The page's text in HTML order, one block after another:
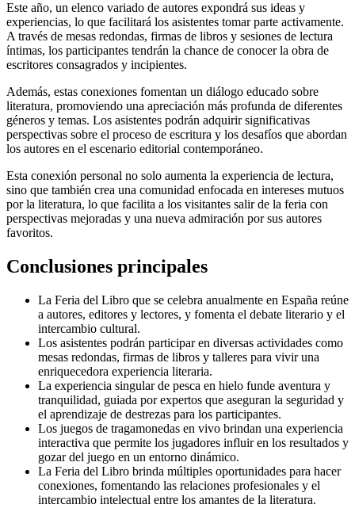
Este año, un elenco variado de autores expondrá sus ideas y
experiencias, lo que facilitará los asistentes tomar parte activamente.
A través de mesas redondas, firmas de libros y sesiones de lectura
íntimas, los participantes tendrán la chance de conocer la obra de
escritores consagrados y incipientes.
Además, estas conexiones fomentan un diálogo educado sobre
literatura, promoviendo una apreciación más profunda de diferentes
géneros y temas. Los asistentes podrán adquirir significativas
perspectivas sobre el proceso de escritura y los desafíos que abordan
los autores en el escenario editorial contemporáneo.
Esta conexión personal no solo aumenta la experiencia de lectura,
sino que también crea una comunidad enfocada en intereses mutuos
por la literatura, lo que facilita a los visitantes salir de la feria con
perspectivas mejoradas y una nueva admiración por sus autores
favoritos.
Conclusiones principales
La Feria del Libro que se celebra anualmente en España reúne
a autores, editores y lectores, y fomenta el debate literario y el
intercambio cultural.
Los asistentes podrán participar en diversas actividades como
mesas redondas, firmas de libros y talleres para vivir una
enriquecedora experiencia literaria.
La experiencia singular de pesca en hielo funde aventura y
tranquilidad, guiada por expertos que aseguran la seguridad y
el aprendizaje de destrezas para los participantes.
Los juegos de tragamonedas en vivo brindan una experiencia
interactiva que permite los jugadores influir en los resultados y
gozar del juego en un entorno dinámico.
La Feria del Libro brinda múltiples oportunidades para hacer
conexiones, fomentando las relaciones profesionales y el
intercambio intelectual entre los amantes de la literatura.